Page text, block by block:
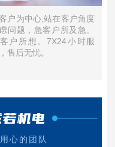
户为中心,站在客户角度
问题，急客户所及急。
户所想。7X24小时服
售后无忧。
机电
心的团队